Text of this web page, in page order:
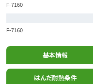
F-7160
F-7160
基本情報
はんだ耐熱条件